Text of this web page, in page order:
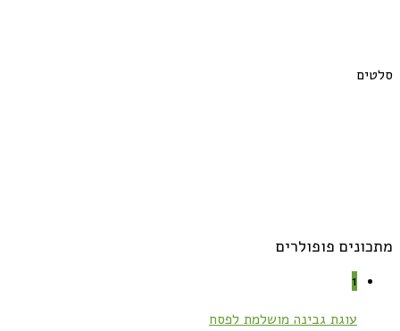
סלטים
מתכונים פופולרים
1
עוגת גבינה מושלמת לפסח